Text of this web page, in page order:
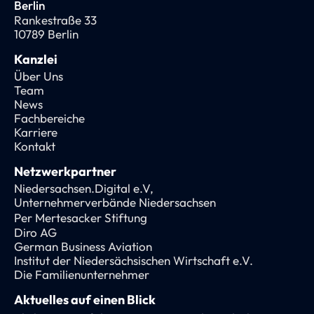
Berlin
Rankestraße 33
10789 Berlin
Kanzlei
Über Uns
Team
News
Fachbereiche
Karriere
Kontakt
Netzwerkpartner
Niedersachsen.Digital e.V,
Unternehmerverbände Niedersachsen
Per Mertesacker Stiftung
Diro AG
German Business Aviation
Institut der Niedersächsischen Wirtschaft e.V.
Die Familienunternehmer
Aktuelles auf einen Blick